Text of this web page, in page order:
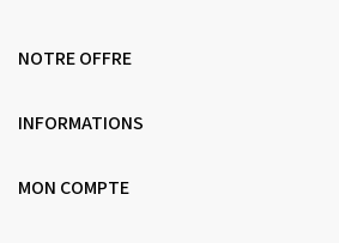
NOTRE OFFRE
INFORMATIONS
MON COMPTE